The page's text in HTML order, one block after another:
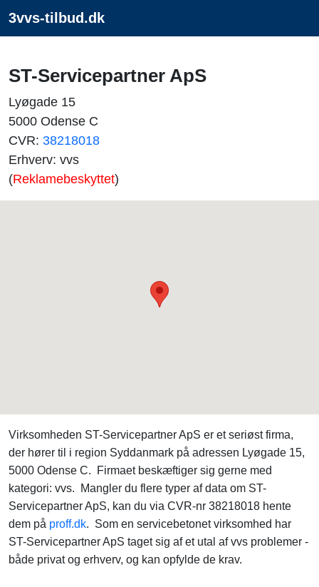
3vvs-tilbud.dk
ST-Servicepartner ApS
Lyøgade 15
5000 Odense C
CVR: 38218018
Erhverv: vvs
(Reklamebeskyttet)
Virksomheden ST-Servicepartner ApS er et seriøst firma,
der hører til i region Syddanmark på adressen Lyøgade 15,
5000 Odense C. Firmaet beskæftiger sig gerne med
kategori: vvs. Mangler du flere typer af data om ST-
Servicepartner ApS, kan du via CVR-nr 38218018 hente
dem på proff.dk. Som en servicebetonet virksomhed har
ST-Servicepartner ApS taget sig af et utal af vvs problemer -
både privat og erhverv, og kan opfylde de krav.